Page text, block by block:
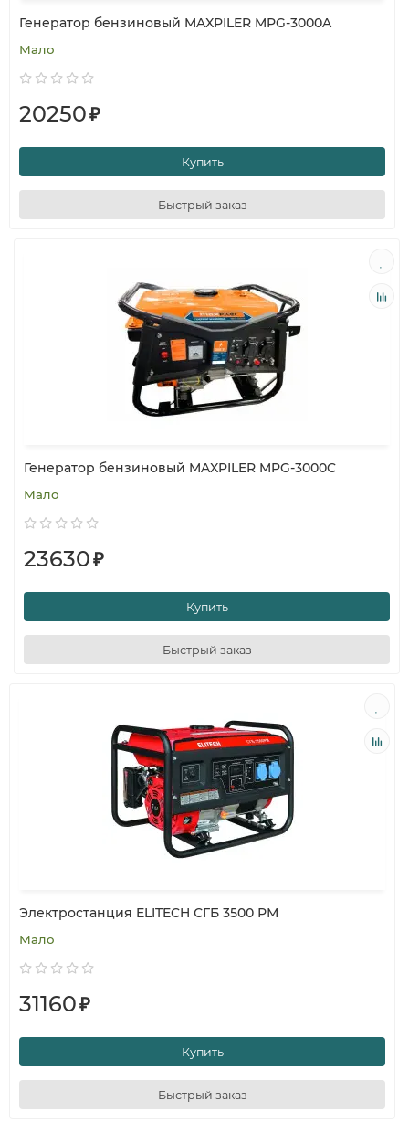
Генератор бензиновый MAXPILER MPG-3000A
Мало
20250₽
Купить
Быстрый заказ
Генератор бензиновый MAXPILER MPG-3000C
Мало
23630₽
Купить
Быстрый заказ
Электростанция ELITECH СГБ 3500 РМ
Мало
31160₽
Купить
Быстрый заказ